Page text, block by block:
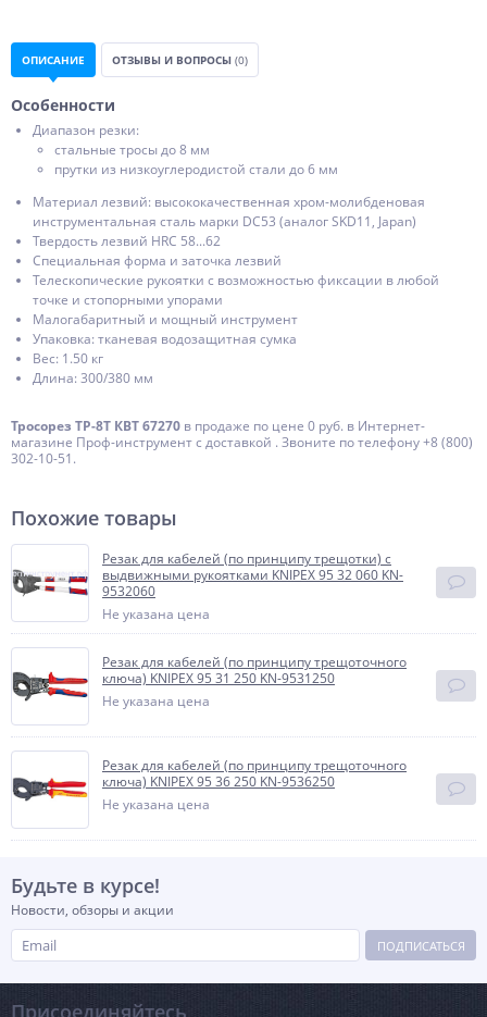
ОПИСАНИЕ ОТЗЫВЫ И ВОПРОСЫ (0)
Особенности
Диапазон резки:
стальные тросы до 8 мм
прутки из низкоуглеродистой стали до 6 мм
Материал лезвий: высококачественная хром-молибденовая
инструментальная сталь марки DC53 (аналог SKD11, Japan)
Твердость лезвий HRC 58...62
Специальная форма и заточка лезвий
Телескопические рукоятки с возможностью фиксации в любой
точке и стопорными упорами
Малогабаритный и мощный инструмент
Упаковка: тканевая водозащитная сумка
Вес: 1.50 кг
Длина: 300/380 мм
Тросорез ТР-8Т КВТ 67270 в продаже по цене 0 руб. в Интернет-
магазине Проф-инструмент с доставкой . Звоните по телефону +8 (800)
302-10-51.
Похожие товары
Резак для кабелей (по принципу трещотки) с
выдвижными рукоятками KNIPEX 95 32 060 KN-
9532060
Не указана цена
Резак для кабелей (по принципу трещоточного
ключа) KNIPEX 95 31 250 KN-9531250
Не указана цена
Резак для кабелей (по принципу трещоточного
ключа) KNIPEX 95 36 250 KN-9536250
Не указана цена
Будьте в курсе!
Новости, обзоры и акции
ПОДПИСАТЬСЯ
Присоединяйтесь